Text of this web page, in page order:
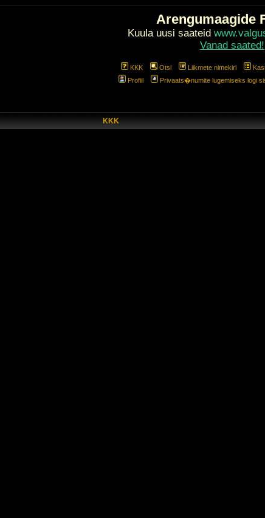
Arengumaagide
Kuula uusi saateid
Vanad saated!
KKK Otsi Liikmete nimekiri
Profiil
Privaats�numite lugemiseks logi
KKK